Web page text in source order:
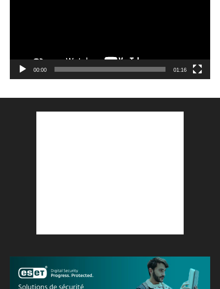
00:00 01:16